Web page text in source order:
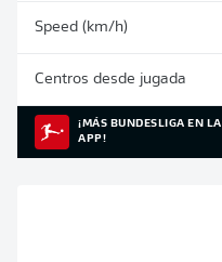
Speed (km/h)
Centros desde jugada
¡MÁS BUNDESLIGA EN LA
APP!